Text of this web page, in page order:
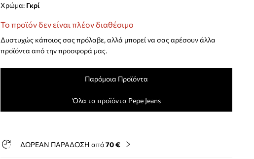
Χρώμα: γκρί
Το προϊόν δεν είναι πλέον διαθέσιμο
Δυστυχώς κάποιος σας πρόλαβε, αλλά μπορεί να σας αρέσουν άλλα
προϊόντα από την προσφορά μας.
Παρόμοια Προϊόντα
Όλα τα προϊόντα Pepe Jeans
ΔΩΡΕΑΝ ΠΑΡΑΔΟΣΗ από70 €